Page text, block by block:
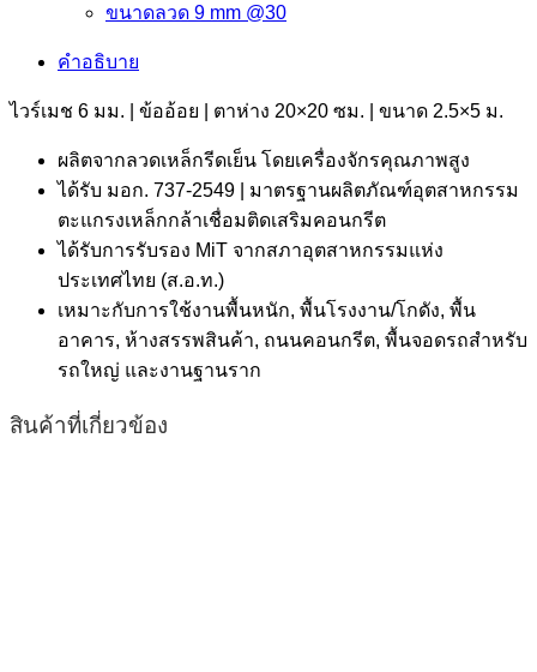
ขนาดลวด 9 mm @30
คำอธิบาย
ไวร์เมช 6 มม. | ข้ออ้อย | ตาห่าง 20×20 ซม. | ขนาด 2.5×5 ม.
ผลิตจากลวดเหล็กรีดเย็น โดยเครื่องจักรคุณภาพสูง
ได้รับ มอก. 737-2549 | มาตรฐานผลิตภัณฑ์อุตสาหกรรม
ตะแกรงเหล็กกล้าเชื่อมติดเสริมคอนกรีต
ได้รับการรับรอง MiT จากสภาอุตสาหกรรมแห่ง
ประเทศไทย (ส.อ.ท.)
เหมาะกับการใช้งานพื้นหนัก, พื้นโรงงาน/โกดัง, พื้น
อาคาร, ห้างสรรพสินค้า, ถนนคอนกรีต, พื้นจอดรถสำหรับ
รถใหญ่ และงานฐานราก
สินค้าที่เกี่ยวข้อง